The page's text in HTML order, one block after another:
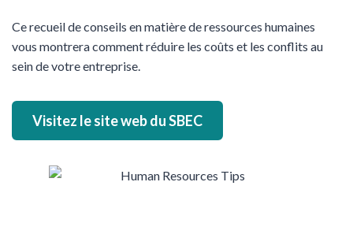
Ce recueil de conseils en matière de ressources humaines
vous montrera comment réduire les coûts et les conflits au
sein de votre entreprise.
Visitez le site web du SBEC